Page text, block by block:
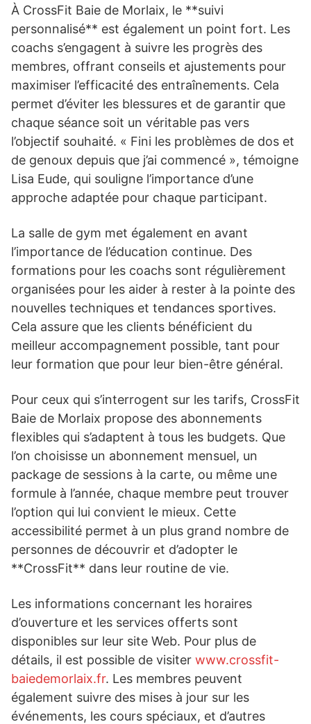
À CrossFit Baie de Morlaix, le **suivi
personnalisé** est également un point fort. Les
coachs s’engagent à suivre les progrès des
membres, offrant conseils et ajustements pour
maximiser l’efficacité des entraînements. Cela
permet d’éviter les blessures et de garantir que
chaque séance soit un véritable pas vers
l’objectif souhaité. « Fini les problèmes de dos et
de genoux depuis que j’ai commencé », témoigne
Lisa Eude, qui souligne l’importance d’une
approche adaptée pour chaque participant.
La salle de gym met également en avant
l’importance de l’éducation continue. Des
formations pour les coachs sont régulièrement
organisées pour les aider à rester à la pointe des
nouvelles techniques et tendances sportives.
Cela assure que les clients bénéficient du
meilleur accompagnement possible, tant pour
leur formation que pour leur bien-être général.
Pour ceux qui s’interrogent sur les tarifs, CrossFit
Baie de Morlaix propose des abonnements
flexibles qui s’adaptent à tous les budgets. Que
l’on choisisse un abonnement mensuel, un
package de sessions à la carte, ou même une
formule à l’année, chaque membre peut trouver
l’option qui lui convient le mieux. Cette
accessibilité permet à un plus grand nombre de
personnes de découvrir et d’adopter le
**CrossFit** dans leur routine de vie.
Les informations concernant les horaires
d’ouverture et les services offerts sont
disponibles sur leur site Web. Pour plus de
détails, il est possible de visiter www.crossfit-
baiedemorlaix.fr. Les membres peuvent
également suivre des mises à jour sur les
événements, les cours spéciaux, et d’autres